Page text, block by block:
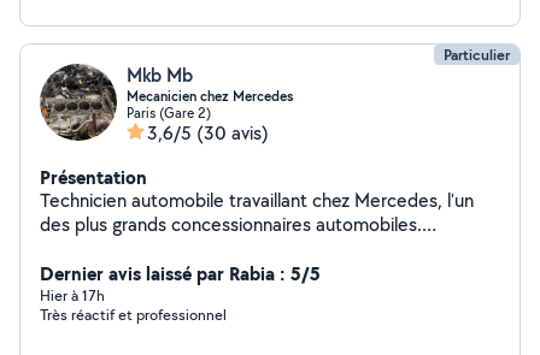
Particulier
Mkb Mb
Mecanicien chez Mercedes
Paris (Gare 2)
3,6/5 (30 avis)
Présentation
Technicien automobile travaillant chez Mercedes, l'un
des plus grands concessionnaires automobiles.
chaîne selon moteur) Turbo Injecteurs Alternateur /
démarreur Amortisseurs / ressorts Disques et
plaquettes de frein Roulements Cardans / soufflets
Dernier avis laissé par Rabia : 5/5
Hier à 17h
Très réactif et professionnel